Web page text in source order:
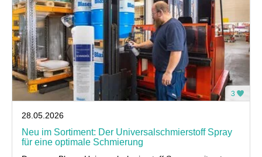
3
28.05.2026
Neu im Sortiment: Der Universalschmierstoff Spray
für eine optimale Schmierung